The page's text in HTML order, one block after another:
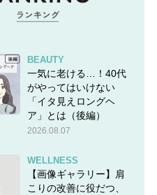
BEAUTY
一気に老ける…！40代
がやってはいけない
「イタ見えロングヘ
ア」とは（後編）
2026.08.07
WELLNESS
【画像ギャラリー】肩
こりの改善に役だつ、